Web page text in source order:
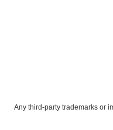
Any third-party trademarks or